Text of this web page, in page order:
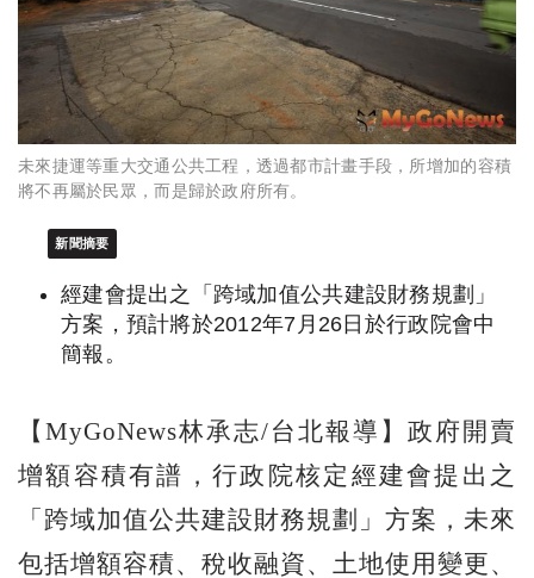
未來捷運等重大交通公共工程，透過都市計畫手段，所增加的容積
將不再屬於民眾，而是歸於政府所有。
新聞摘要
經建會提出之「跨域加值公共建設財務規劃」
方案，預計將於2012年7月26日於行政院會中
簡報。
【MyGoNews林承志/台北報導】政府開賣
增額容積有譜，行政院核定經建會提出之
「跨域加值公共建設財務規劃」方案，未來
包括增額容積、稅收融資、土地使用變更、